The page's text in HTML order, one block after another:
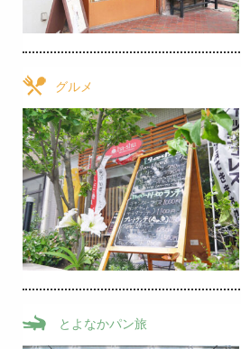
グルメ
とよなかパン旅